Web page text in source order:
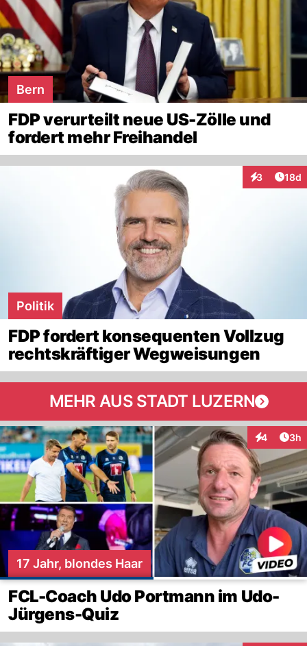
Bern
FDP verurteilt neue US-Zölle und
fordert mehr Freihandel
3
Interaktionen
18d
Politik
FDP fordert konsequenten Vollzug
rechtskräftiger Wegweisungen
MEHR AUS STADT LUZERN
4 3h
17 Jahr, blondes Haar
FCL-Coach Udo Portmann im Udo-
Jürgens-Quiz